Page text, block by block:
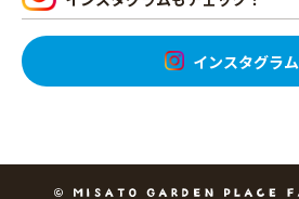
インスタグラム